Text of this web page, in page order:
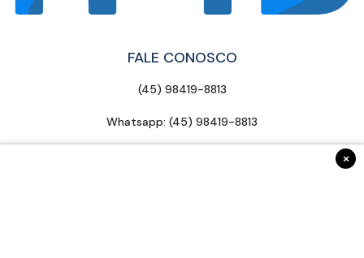
×
FALE CONOSCO
(45) 98419-8813
Whatsapp: (45) 98419-8813